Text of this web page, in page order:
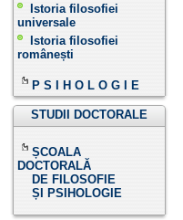
Istoria filosofiei
universale
Istoria filosofiei
românești
P S I H O L O G I E
STUDII DOCTORALE
ȘCOALA
DOCTORALĂ
DE FILOSOFIE
ȘI PSIHOLOGIE